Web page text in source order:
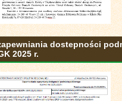
dostepności
2025 r.